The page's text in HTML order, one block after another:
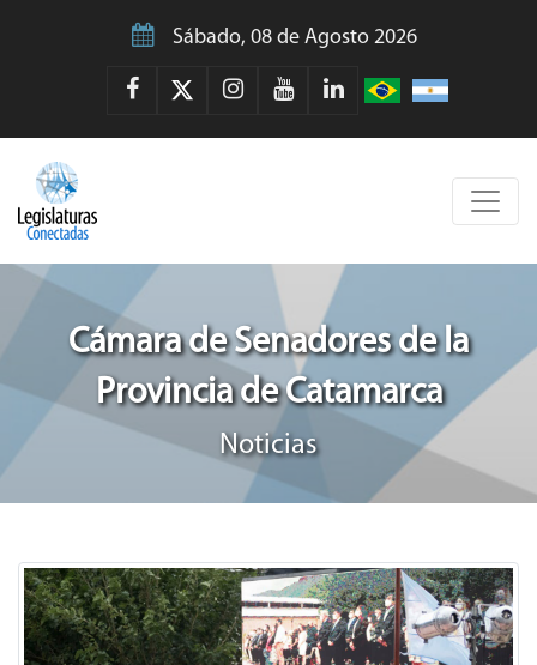
Sábado, 08 de Agosto 2026
Cámara de Senadores de la
Provincia de Catamarca
Noticias